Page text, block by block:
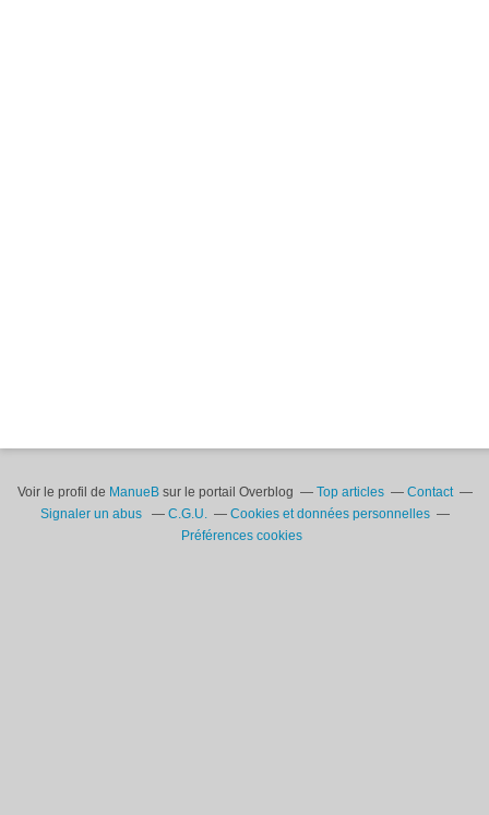
Voir le profil de ManueBsur le portail Overblog Top articles
Contact
Signaler un abus
C.G.U.
Cookies et données personnelles
Préférences cookies